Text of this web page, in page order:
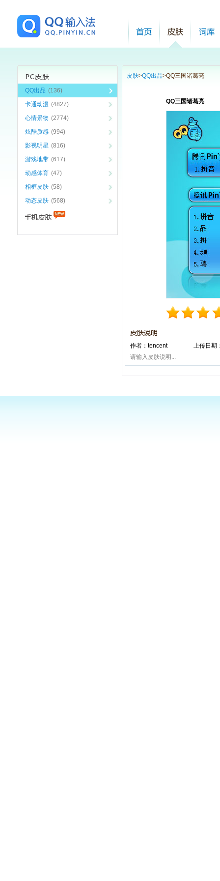
QQ出品 (136)
卡通动漫 (4827)
心情景物 (2774)
炫酷质感 (994)
影视明星 (816)
游戏地带 (617)
动感体育 (47)
相框皮肤 (58)
动态皮肤 (568)
皮肤>QQ出品>QQ三国诸葛亮
QQ三国诸葛亮
作者：tencent
上传日期
请输入皮肤说明...